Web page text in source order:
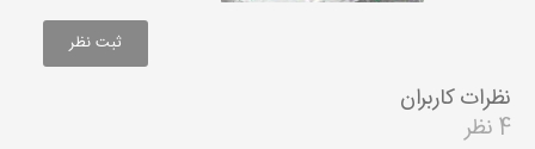
نظرات کاربران
4 نظر